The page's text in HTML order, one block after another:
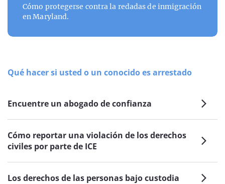
Cómo protegerse contra la redadas de inmigración
en Maryland.
Qué hacer si usted o un conocido es arrestado
Encuentre un abogado de confianza
Cómo reportar una violación de los derechos
civiles por parte de ICE
Los derechos de las personas bajo custodia